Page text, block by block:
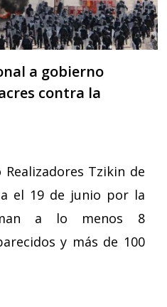
a gobierno
contra la
Tzikin de
el 19 de junio por la
a lo menos 8
y más de 100